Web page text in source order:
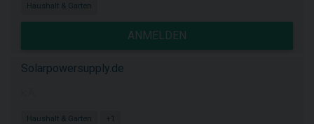
Haushalt & Garten
ANMELDEN
Solarpowersupply.de
Haushalt & Garten +1